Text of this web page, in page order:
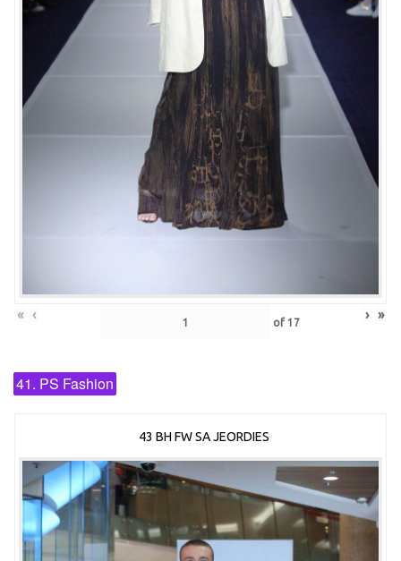
« ‹ of 17 › »
41. PS Fashion
43 BH FW SA JEORDIES